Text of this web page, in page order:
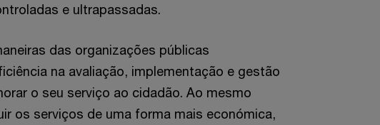
e ultrapassadas.
das organizações públicas
na avaliação, implementação e gestão
o seu serviço ao cidadão. Ao mesmo
os serviços de uma forma mais económica,